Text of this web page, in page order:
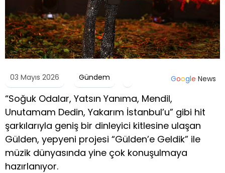
03 Mayıs 2026 Gündem Google News
“Soğuk Odalar, Yatsın Yanıma, Mendil,
Unutamam Dedin, Yakarım İstanbul’u” gibi hit
şarkılarıyla geniş bir dinleyici kitlesine ulaşan
Gülden, yepyeni projesi “Gülden’e Geldik” ile
müzik dünyasında yine çok konuşulmaya
hazırlanıyor.